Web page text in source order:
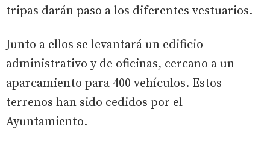
tripas darán paso a los diferentes vestuarios.
Junto a ellos se levantará un edificio
administrativo y de oficinas, cercano a un
aparcamiento para 400 vehículos. Estos
terrenos han sido cedidos por el
Ayuntamiento.